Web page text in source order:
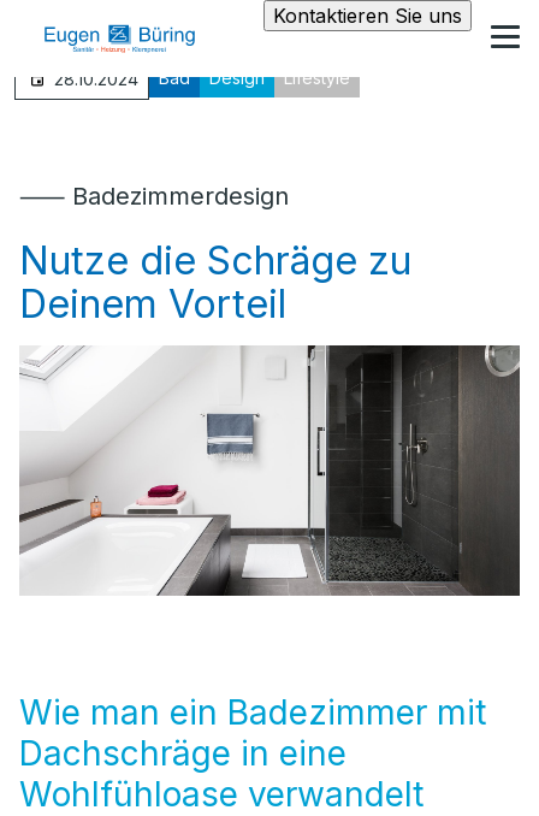
Kontaktieren Sie uns
28.10.2024 Bad Design Lifestyle
⸺ Badezimmerdesign
Nutze die Schräge zu
Deinem Vorteil
Wie man ein Badezimmer mit
Dachschräge in eine
Wohlfühloase verwandelt